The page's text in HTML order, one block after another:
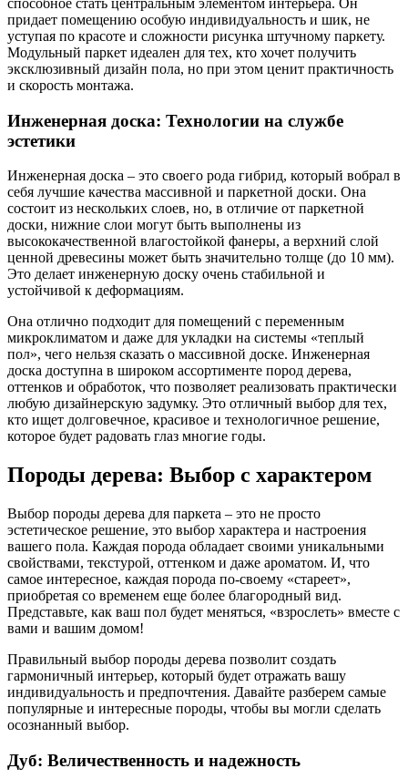
способное стать центральным элементом интерьера. Он
придает помещению особую индивидуальность и шик, не
уступая по красоте и сложности рисунка штучному паркету.
Модульный паркет идеален для тех, кто хочет получить
эксклюзивный дизайн пола, но при этом ценит практичность
и скорость монтажа.
Инженерная доска: Технологии на службе
эстетики
Инженерная доска – это своего рода гибрид, который вобрал в
себя лучшие качества массивной и паркетной доски. Она
состоит из нескольких слоев, но, в отличие от паркетной
доски, нижние слои могут быть выполнены из
высококачественной влагостойкой фанеры, а верхний слой
ценной древесины может быть значительно толще (до 10 мм).
Это делает инженерную доску очень стабильной и
устойчивой к деформациям.
Она отлично подходит для помещений с переменным
микроклиматом и даже для укладки на системы «теплый
пол», чего нельзя сказать о массивной доске. Инженерная
доска доступна в широком ассортименте пород дерева,
оттенков и обработок, что позволяет реализовать практически
любую дизайнерскую задумку. Это отличный выбор для тех,
кто ищет долговечное, красивое и технологичное решение,
которое будет радовать глаз многие годы.
Породы дерева: Выбор с характером
Выбор породы дерева для паркета – это не просто
эстетическое решение, это выбор характера и настроения
вашего пола. Каждая порода обладает своими уникальными
свойствами, текстурой, оттенком и даже ароматом. И, что
самое интересное, каждая порода по-своему «стареет»,
приобретая со временем еще более благородный вид.
Представьте, как ваш пол будет меняться, «взрослеть» вместе с
вами и вашим домом!
Правильный выбор породы дерева позволит создать
гармоничный интерьер, который будет отражать вашу
индивидуальность и предпочтения. Давайте разберем самые
популярные и интересные породы, чтобы вы могли сделать
осознанный выбор.
Дуб: Величественность и надежность